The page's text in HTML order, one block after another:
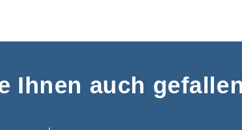
Ihnen auch